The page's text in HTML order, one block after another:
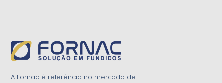
A Fornac é referência no mercado de